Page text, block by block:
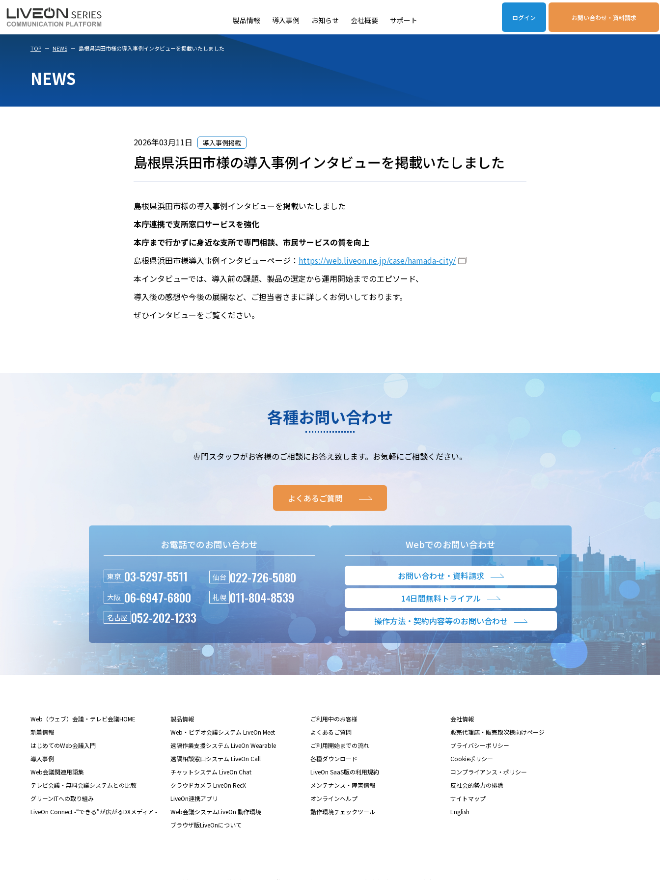
ログイン お問い合わせ・資料請求
製品情報
LiveOn Meet LiveOn Wearable LiveOn Nano
導入事例 お知らせ 会社概要 サポート
TOP NEWS 島根県浜田市様の導入事例インタビューを掲載いたしました
NEWS
2026年03月11日 導入事例掲載
島根県浜田市様の導入事例インタビューを掲載いたしました
島根県浜田市様の導入事例インタビューを掲載いたしました
本庁連携で支所窓口サービスを強化
本庁まで行かずに身近な支所で専門相談、市民サービスの質を向上
島根県浜田市様導入事例インタビューページ： https://web.liveon.ne.jp/case/hamada-city/
本インタビューでは、導入前の課題、製品の選定から運用開始までのエピソード、
導入後の感想や今後の展開など、ご担当者さまに詳しくお伺いしております。
ぜひインタビューをご覧ください。
各種お問い合わせ
専門スタッフがお客様のご相談にお答え致します。お気軽にご相談ください。
よくあるご質問
お電話でのお問い合わせ
東京 03-5297-5511 仙台 022-726-5080
大阪 06-6947-6800 札幌 011-804-8539
名古屋 052-202-1233
Webでのお問い合わせ
お問い合わせ・資料請求
14日間無料トライアル
操作方法・契約内容等のお問い合わせ
Web（ウェブ）会議・テレビ会議HOME
新着情報
はじめてのWeb会議入門
導入事例
Web会議関連用語集
テレビ会議・無料会議システムとの比較
グリーンITへの取り組み
LiveOn Connect -“できる”が広がるDXメディア -
製品情報
Web・ビデオ会議システム LiveOn Meet
遠隔作業支援システム LiveOn Wearable
遠隔相談窓口システム LiveOn Call
チャットシステム LiveOn Chat
クラウドカメラ LiveOn RecX
LiveOn連携アプリ
Web会議システムLiveOn 動作環境
ブラウザ版LiveOnについて
ご利用中のお客様
よくあるご質問
ご利用開始までの流れ
各種ダウンロード
LiveOn SaaS版の利用規約
メンテナンス・障害情報
オンラインヘルプ
動作環境チェックツール
会社情報
販売代理店・販売取次様向けページ
プライバシーポリシー
Cookieポリシー
コンプライアンス・ポリシー
反社会的勢力の排除
サイトマップ
English